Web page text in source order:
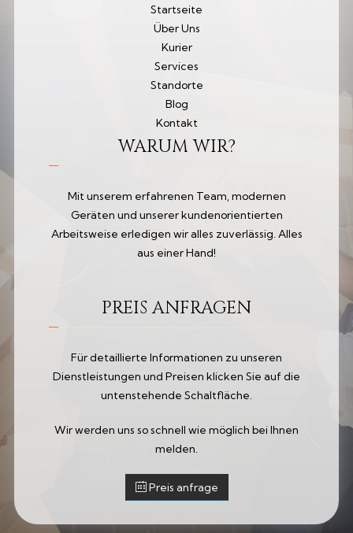
Startseite
Über Uns
Kurier
Services
Standorte
Blog
Kontakt
WARUM WIR?
Mit unserem erfahrenen Team, modernen
Geräten und unserer kundenorientierten
Arbeitsweise erledigen wir alles zuverlässig. Alles
aus einer Hand!
PREIS ANFRAGEN
Für detaillierte Informationen zu unseren
Dienstleistungen und Preisen klicken Sie auf die
untenstehende Schaltfläche.
Wir werden uns so schnell wie möglich bei Ihnen
melden.
Preis anfrage